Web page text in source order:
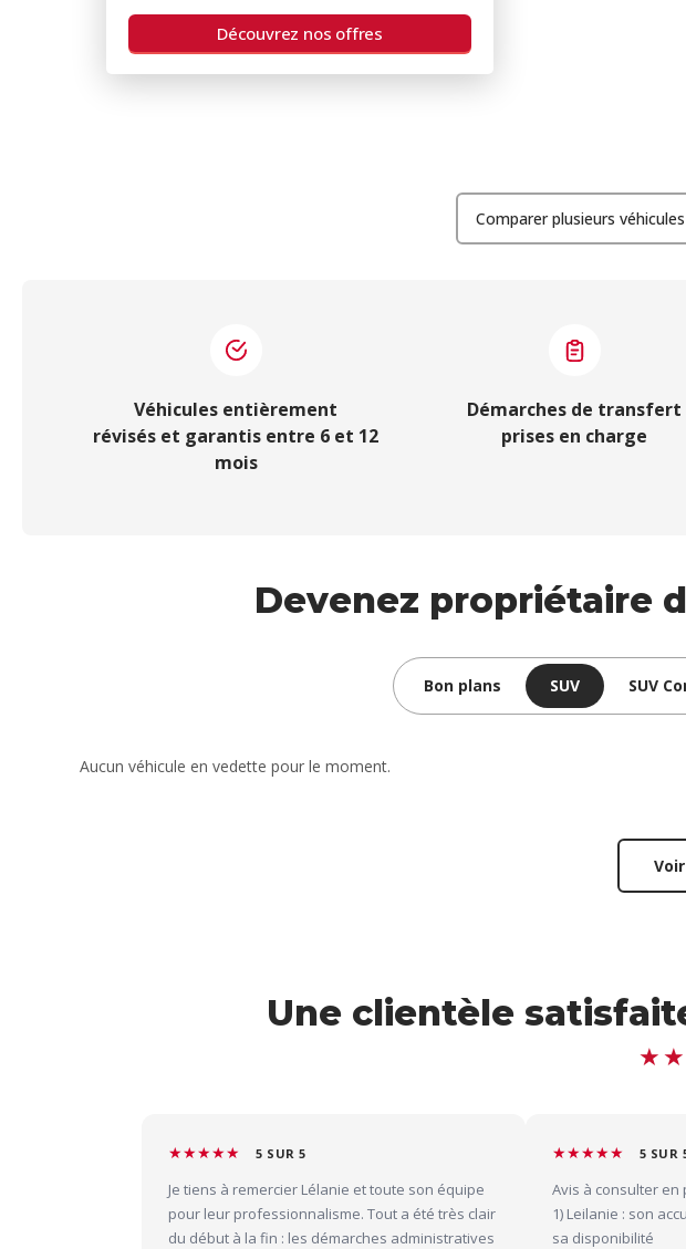
Découvrez nos offres
Comparer plusieurs véhicules
Véhicules entièrement
révisés et garantis entre 6 et 12
mois
Démarches de transfert
prises en charge
Devenez propriétaire
Bon plans SUV SUV
Aucun véhicule en vedette pour le moment.
Une clientèle
★★★★★ 5 SUR 5
Je tiens à remercier Lélanie et toute son équipe
pour leur professionnalisme. Tout a été très clair
du début à la fin : les démarches administratives
★★★★★ 5 SUR
Avis à consulter en
1) Leilanie : son
sa disponibilité